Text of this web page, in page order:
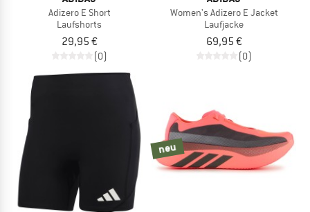
Adizero E Short
Laufshorts
29,95 €
(0)
Women's Adizero E Jacket
Laufjacke
69,95 €
(0)
neu